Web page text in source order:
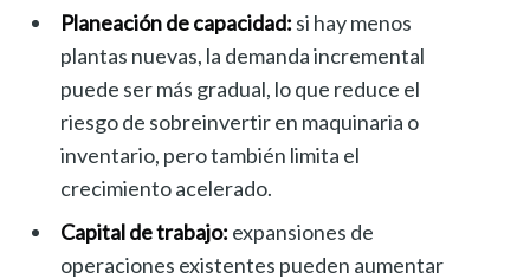
Planeación de capacidad: si hay menos
plantas nuevas, la demanda incremental
puede ser más gradual, lo que reduce el
riesgo de sobreinvertir en maquinaria o
inventario, pero también limita el
crecimiento acelerado.
Capital de trabajo: expansiones de
operaciones existentes pueden aumentar